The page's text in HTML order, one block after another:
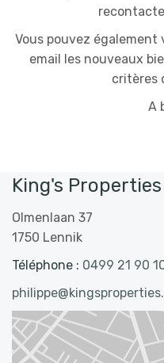
Vous pouvez également
email les nouveaux
critères
A
King's Properties
Olmenlaan 37
1750 Lennik
Téléphone : 0499 21 90